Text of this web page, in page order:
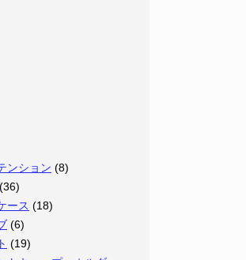
ンション (8)
(36)
ース (18)
(6)
(19)